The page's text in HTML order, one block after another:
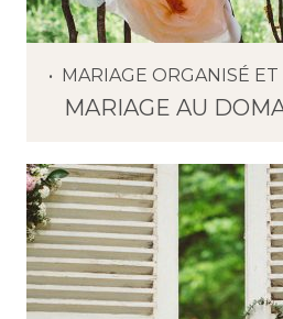
MARIAGE ORGANISÉ
MARIAGE AU